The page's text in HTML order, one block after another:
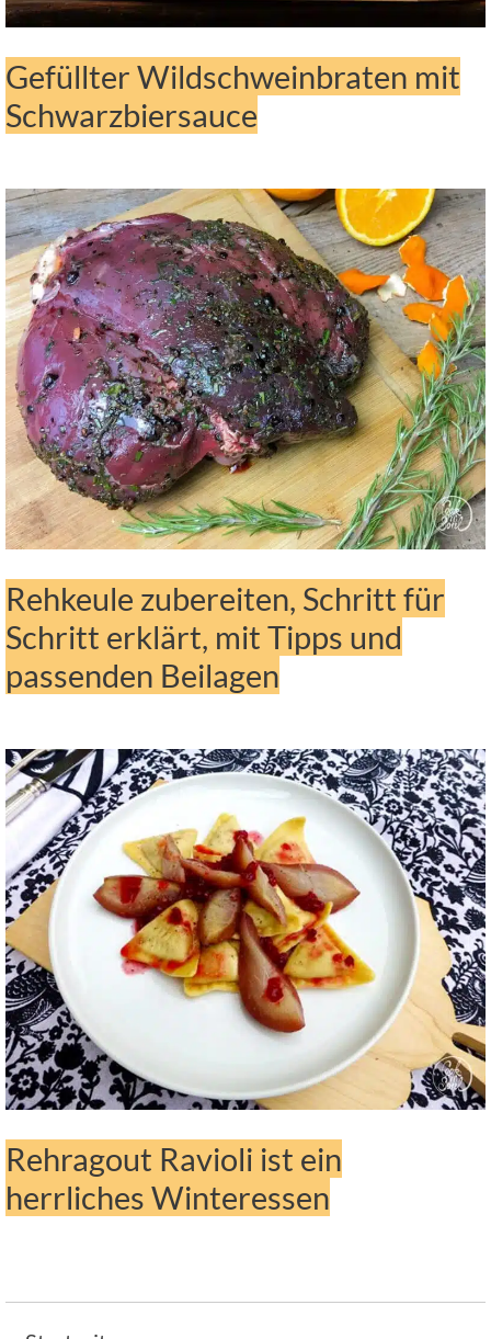
Gefüllter Wildschweinbraten mit
Schwarzbiersauce
Rehkeule zubereiten, Schritt für
Schritt erklärt, mit Tipps und
passenden Beilagen
Rehragout Ravioli ist ein
herrliches Winteressen